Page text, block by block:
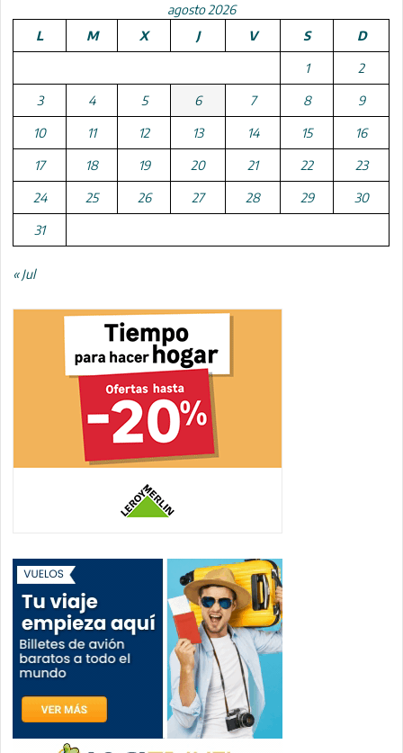
agosto 2026
L
M X J V S D
1 2
3 4 5 6 7 8 9
10 11 12 13 14 15 16
17 18 19 20 21 22 23
24 25 26 27 28 29 30
31
« Jul